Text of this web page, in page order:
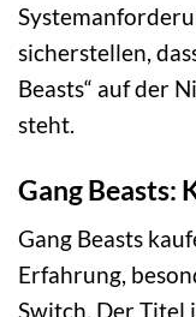
sicherstellen,
Beasts“ auf der
steht.
Gang Beasts:
Gang Beasts
Erfahrung,
Switch. Der Titel